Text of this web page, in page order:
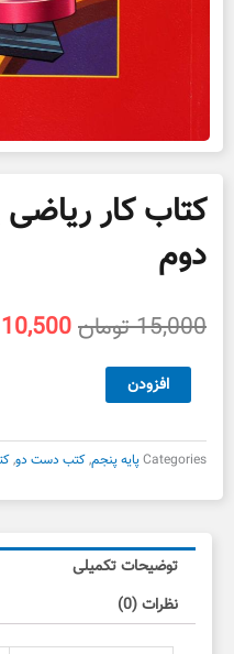
کتاب کار
دوم
15,000تومانقیمت
10,500
کار
پنجم
دست
عدد
افزودن
Categoriesپایه پنجم,کتب دست دو,
توضیحات تکمیلی
نظرات (0)